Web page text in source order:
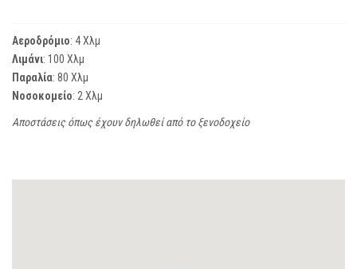
Αεροδρόμιο: 4 Χλμ
Λιμάνι: 100 Χλμ
Παραλία: 80 Χλμ
Νοσοκομείο: 2 Χλμ
Αποστάσεις όπως έχουν δηλωθεί από το ξενοδοχείο